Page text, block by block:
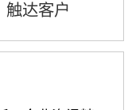
触达客户